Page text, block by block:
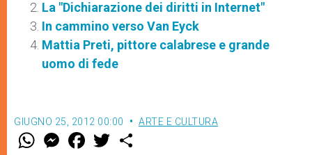
La "Dichiarazione dei diritti in Internet"
In cammino verso Van Eyck
Mattia Preti, pittore calabrese e grande
uomo di fede
GIUGNO 25, 2012 00:00 ARTE E CULTURA
W M
e
F
a w